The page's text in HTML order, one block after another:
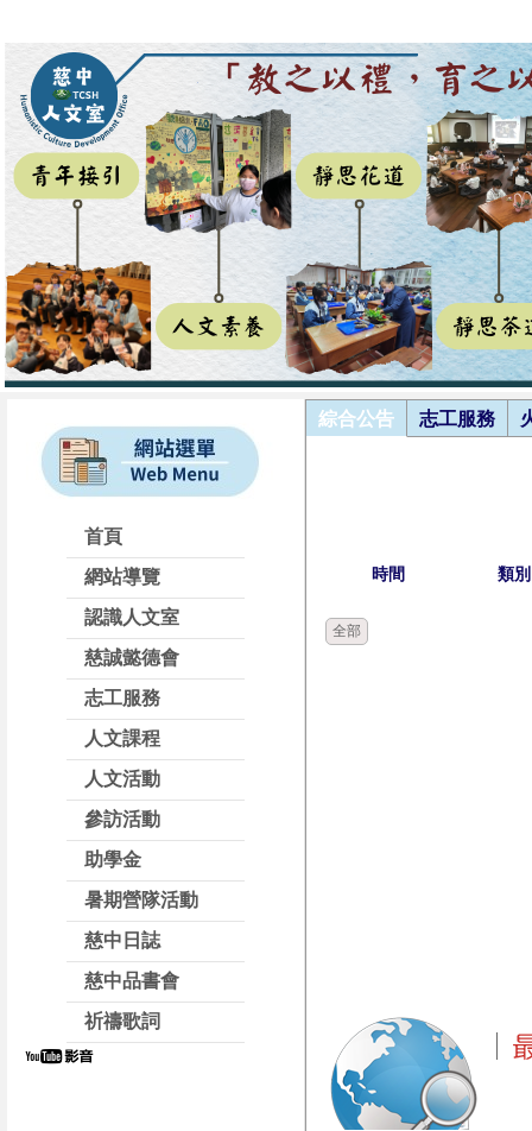
首頁
網站導覽
認識人文室
慈誠懿德會
志工服務
人文課程
人文活動
參訪活動
助學金
暑期營隊活動
慈中日誌
慈中品書會
祈禱歌詞
綜合公告 志工服務
時間 類別
全部